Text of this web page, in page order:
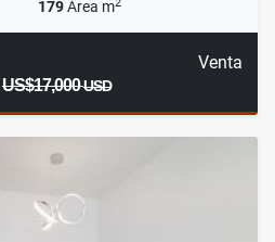
179Área m
Venta
US$17,000USD